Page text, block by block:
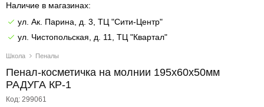
Школа Пеналы
Пенал-косметичка на молнии 195х60х50мм
РАДУГА КР-1
Код: 299061
Наличие в магазинах:
ул. Ак. Парина, д. 3, ТЦ "Сити-Центр"
ул. Чистопольская, д. 11, ТЦ "Квартал"